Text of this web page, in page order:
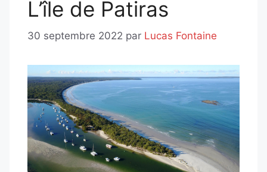
L’île de Patiras
30 septembre 2022 par Lucas Fontaine